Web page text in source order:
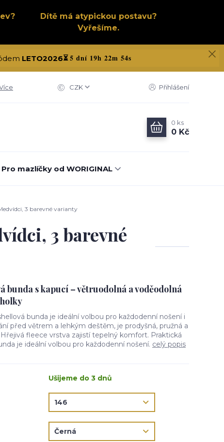
Dítě má atypickou postavu?
Vyřešíme.
LETO2026⏳5 dní 19h 22m 53s
CZK Přihlášení
0 ks
0 Kč
Pro mazlíčky od WORIGINAL
3 barevné varianty
3 barevné
bunda s kapucí – větruodolná a voděodolná
bunda je ideální volbou pro každodenní nošení i
před větrem a lehkým deštěm, je prodyšná, pružná a
fleece vrstva zajistí tepelný komfort. Praktická
je ideální volbou pro každodenní nošení. celý popis
Ušijeme do 3 dnů